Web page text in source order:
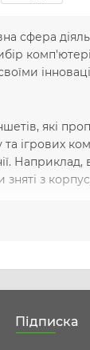
сфера
які
та ігрових
Наприклад, в
з
Підписка